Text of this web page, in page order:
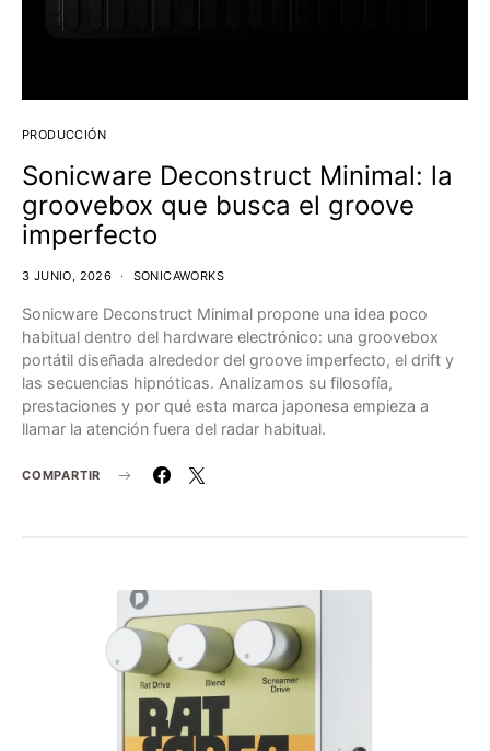
PRODUCCIÓN
Sonicware Deconstruct Minimal: la
groovebox que busca el groove
imperfecto
3 JUNIO, 2026 SONICAWORKS
Sonicware Deconstruct Minimal propone una idea poco
habitual dentro del hardware electrónico: una groovebox
portátil diseñada alrededor del groove imperfecto, el drift y
las secuencias hipnóticas. Analizamos su filosofía,
prestaciones y por qué esta marca japonesa empieza a
llamar la atención fuera del radar habitual.
COMPARTIR